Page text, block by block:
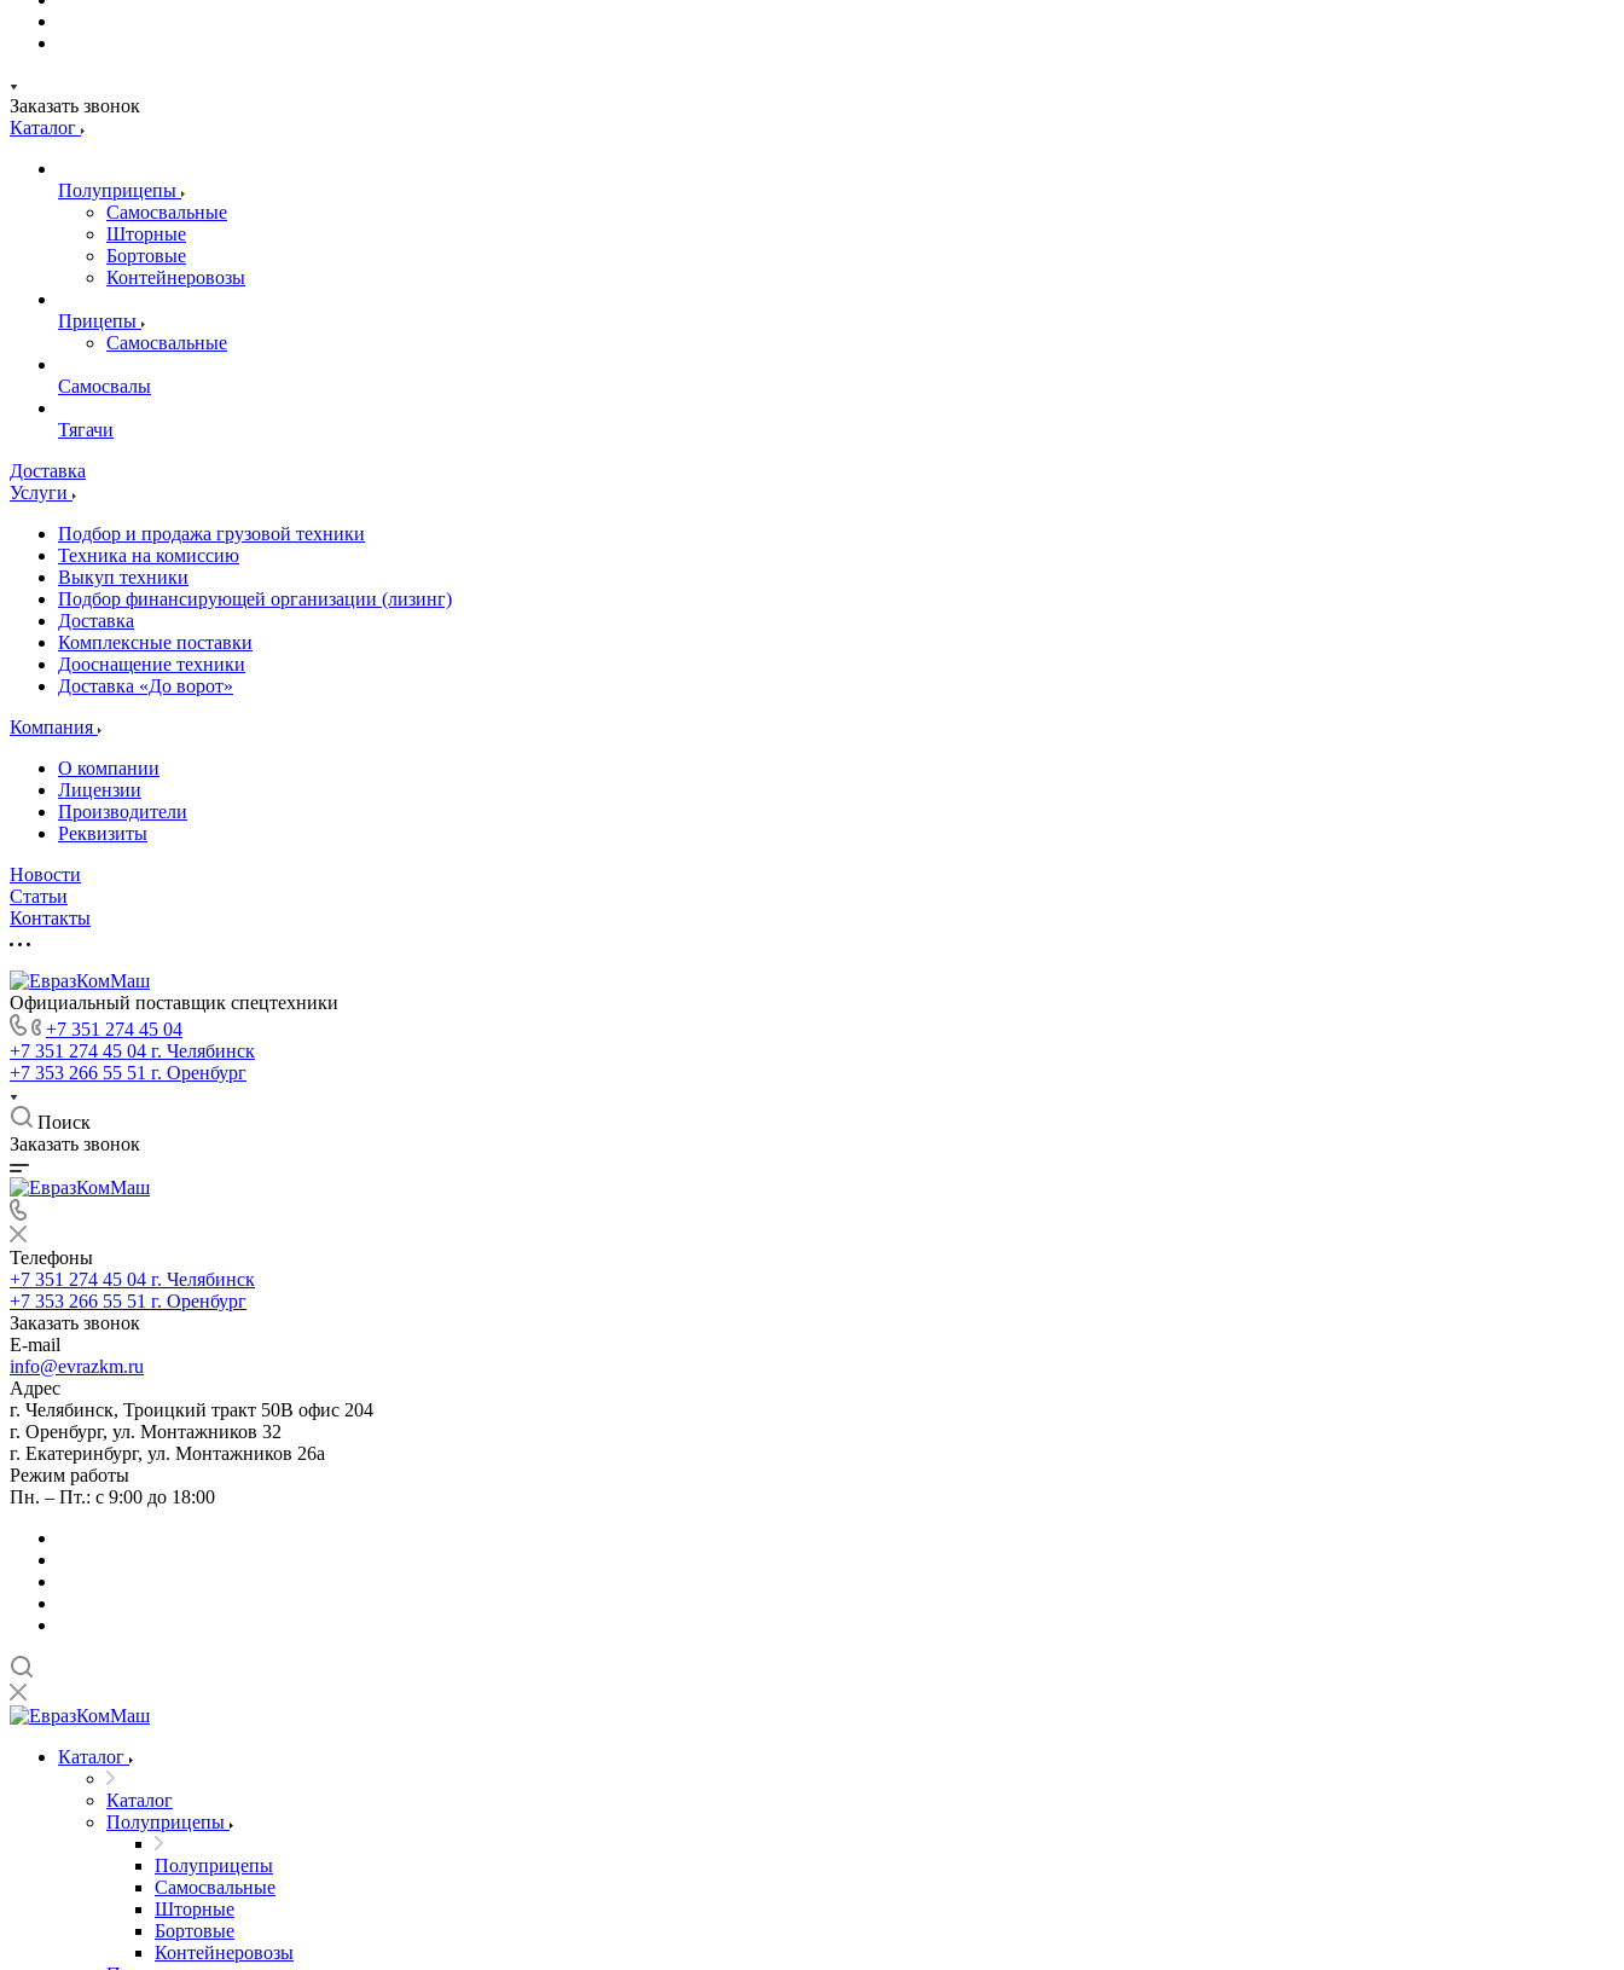
Заказать звонок
Каталог
Полуприцепы
Самосвальные
Шторные
Бортовые
Контейнеровозы
Прицепы
Самосвальные
Самосвалы
Тягачи
Доставка
Услуги
Подбор и продажа грузовой техники
Техника на комиссию
Выкуп техники
Подбор финансирующей организации (лизинг)
Доставка
Комплексные поставки
Дооснащение техники
Доставка «До ворот»
Компания
О компании
Лицензии
Производители
Реквизиты
Новости
Статьи
Контакты
Официальный поставщик спецтехники
+7 351 274 45 04
+7 351 274 45 04 г. Челябинск
+7 353 266 55 51 г. Оренбург
Поиск
Заказать звонок
Телефоны
+7 351 274 45 04 г. Челябинск
+7 353 266 55 51 г. Оренбург
Заказать звонок
E-mail
info@evrazkm.ru
Адрес
г. Челябинск, Троицкий тракт 50В офис 204
г. Оренбург, ул. Монтажников 32
г. Екатеринбург, ул. Монтажников 26а
Режим работы
Пн. – Пт.: с 9:00 до 18:00
Каталог
Каталог
Полуприцепы
Полуприцепы
Самосвальные
Шторные
Бортовые
Контейнеровозы